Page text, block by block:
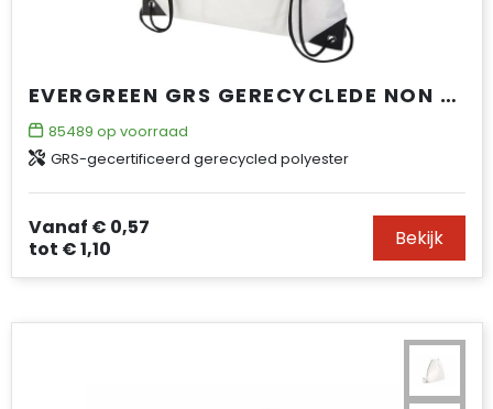
EVERGREEN GRS GERECYCLEDE NON WOVEN KOORDZAK 5 L
85489 op voorraad
GRS-gecertificeerd gerecycled polyester
Vanaf € 0,57
tot € 1,10 Bekijk